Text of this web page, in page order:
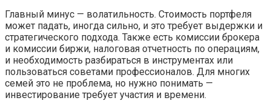
Главный минус — волатильность. Стоимость портфеля
может падать, иногда сильно, и это требует выдержки и
стратегического подхода. Также есть комиссии брокера
и комиссии биржи, налоговая отчетность по операциям,
и необходимость разбираться в инструментах или
пользоваться советами профессионалов. Для многих
семей это не проблема, но нужно понимать —
инвестирование требует участия и времени.